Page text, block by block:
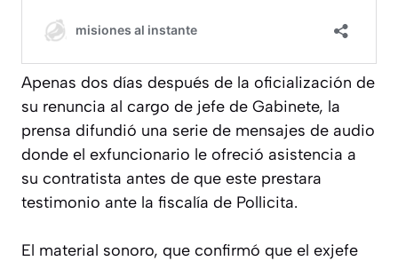
Apenas dos días después de la oficialización de
su renuncia al cargo de jefe de Gabinete, la
prensa difundió una serie de mensajes de audio
donde el exfuncionario le ofreció asistencia a
su contratista antes de que este prestara
testimonio ante la fiscalía de Pollicita.
El material sonoro, que confirmó que el exjefe